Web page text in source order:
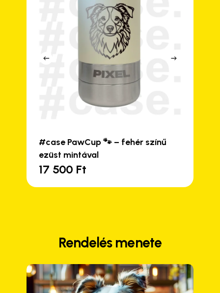
#case PawCup 🐾 – fehér színű
ezüst mintával
17 500 Ft
Rendelés menete